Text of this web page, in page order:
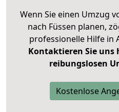
Wenn Sie einen Umzug
nach Füssen planen,
professionelle Hilfe in
Kontaktieren Sie uns
reibungslosen
Kostenlose